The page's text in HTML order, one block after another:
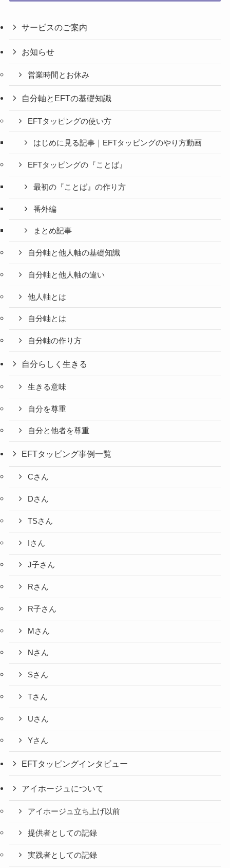
サービスのご案内
お知らせ
営業時間とお休み
自分軸とEFTの基礎知識
EFTタッピングの使い方
はじめに見る記事｜EFTタッピングのやり方動画
EFTタッピングの『ことば』
最初の『ことば』の作り方
番外編
まとめ記事
自分軸と他人軸の基礎知識
自分軸と他人軸の違い
他人軸とは
自分軸とは
自分軸の作り方
自分らしく生きる
生きる意味
自分を尊重
自分と他者を尊重
EFTタッピング事例一覧
Cさん
Dさん
TSさん
Iさん
J子さん
Rさん
R子さん
Mさん
Nさん
Sさん
Tさん
Uさん
Yさん
EFTタッピングインタビュー
アイホージュについて
アイホージュ立ち上げ以前
提供者としての記録
実践者としての記録